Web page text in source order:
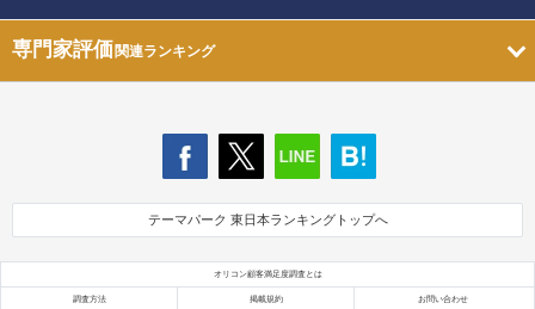
専門家評価関連ランキング
テーマパーク 東日本ランキングトップへ
オリコン顧客満足度調査とは
調査方法 掲載規約 お問い合わせ